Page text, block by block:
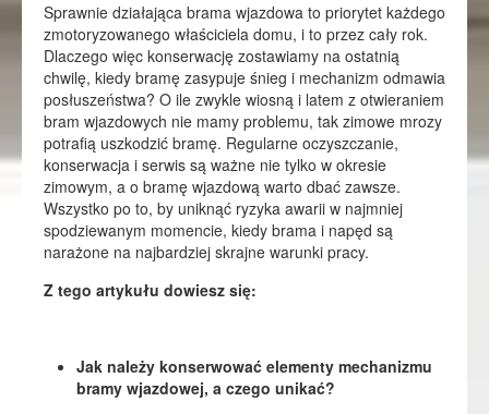
Sprawnie działająca brama wjazdowa to priorytet każdego
zmotoryzowanego właściciela domu, i to przez cały rok.
Dlaczego więc konserwację zostawiamy na ostatnią
chwilę, kiedy bramę zasypuje śnieg i mechanizm odmawia
posłuszeństwa? O ile zwykle wiosną i latem z otwieraniem
bram wjazdowych nie mamy problemu, tak zimowe mrozy
potrafią uszkodzić bramę. Regularne oczyszczanie,
konserwacja i serwis są ważne nie tylko w okresie
zimowym, a o bramę wjazdową warto dbać zawsze.
Wszystko po to, by uniknąć ryzyka awarii w najmniej
spodziewanym momencie, kiedy brama i napęd są
narażone na najbardziej skrajne warunki pracy.
Z tego artykułu dowiesz się:
Jak należy konserwować elementy mechanizmu
bramy wjazdowej, a czego unikać?